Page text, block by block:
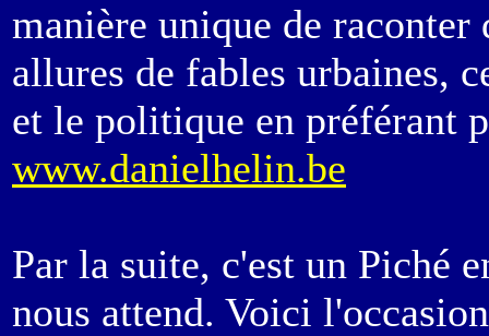
manière unique de raconter
allures de fables urbaines,
et le politique en préférant
www.danielhelin.be
Par la suite, c'est un Piché
nous attend. Voici